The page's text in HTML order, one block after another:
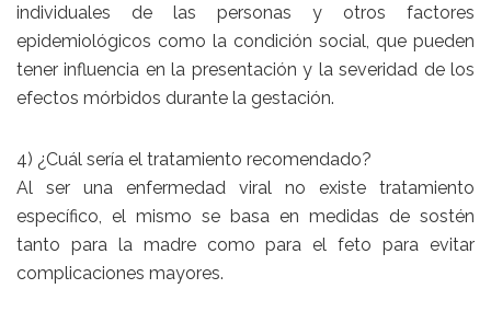
individuales de las personas y otros factores
epidemiológicos como la condición social, que pueden
tener influencia en la presentación y la severidad de los
efectos mórbidos durante la gestación.
4) ¿Cuál sería el tratamiento recomendado?
Al ser una enfermedad viral no existe tratamiento
específico, el mismo se basa en medidas de sostén
tanto para la madre como para el feto para evitar
complicaciones mayores.